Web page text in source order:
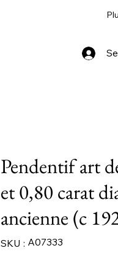
Pendentif art
et 0,80 carat
ancienne (c
SKU :
SKU
A07333
A07333